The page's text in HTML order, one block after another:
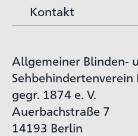
Kontakt
Allgemeiner Blinden-
Sehbehindertenverein
gegr. 1874 e. V.
Auerbachstraße 7
14193 Berlin